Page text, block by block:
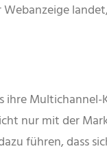
nur mit der
führen, dass